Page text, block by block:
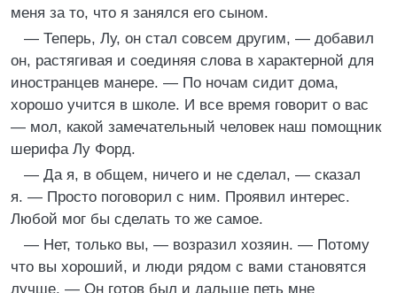
меня за то, что я занялся его сыном.
— Теперь, Лу, он стал совсем другим, — добавил
он, растягивая и соединяя слова в характерной для
иностранцев манере. — По ночам сидит дома,
хорошо учится в школе. И все время говорит о вас
— мол, какой замечательный человек наш помощник
шерифа Лу Форд.
— Да я, в общем, ничего и не сделал, — сказал
я. — Просто поговорил с ним. Проявил интерес.
Любой мог бы сделать то же самое.
— Нет, только вы, — возразил хозяин. — Потому
что вы хороший, и люди рядом с вами становятся
лучше. — Он готов был и дальше петь мне